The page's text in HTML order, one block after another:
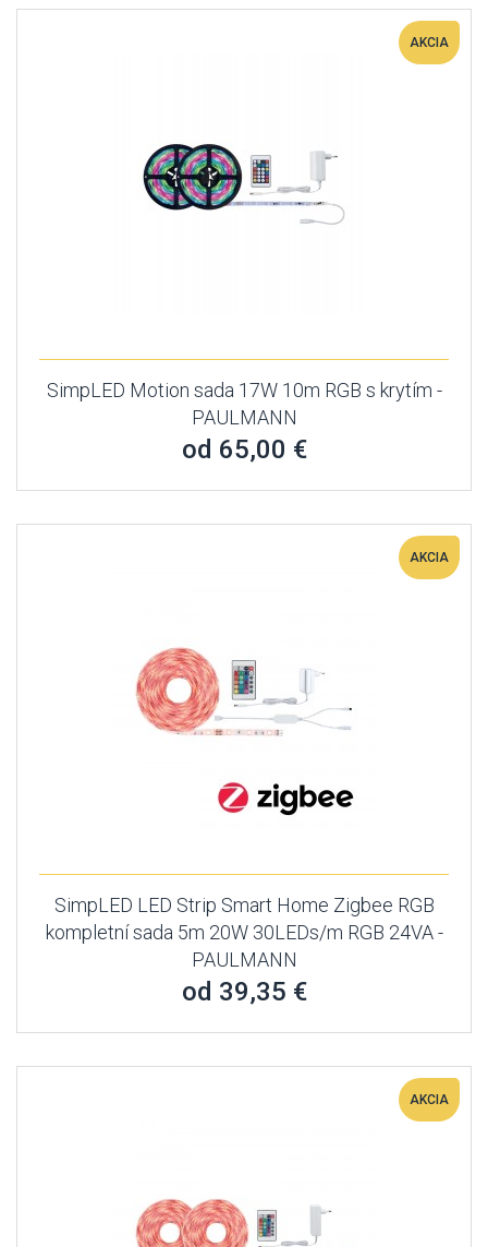
AKCIA
SimpLED Motion sada 17W 10m RGB s krytím -
PAULMANN
od 65,00 €
AKCIA
SimpLED LED Strip Smart Home Zigbee RGB
kompletní sada 5m 20W 30LEDs/m RGB 24VA -
PAULMANN
od 39,35 €
AKCIA